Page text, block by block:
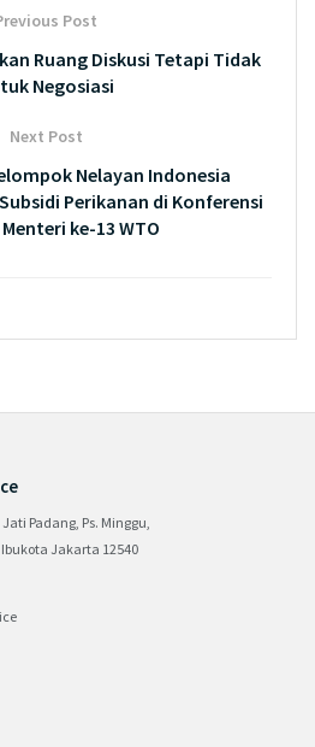
Post
Ruang Diskusi Tetapi Tidak
Negosiasi
Next Post
Nelayan Indonesia
Perikanan di Konferensi
ke-13 WTO
Jati Padang, Ps. Minggu,
Jakarta 12540